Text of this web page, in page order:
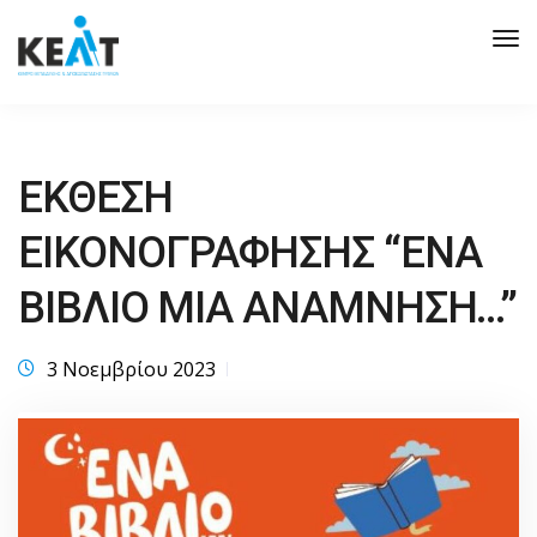
ΕΚΘΕΣΗ
ΕΙΚΟΝΟΓΡΑΦΗΣΗΣ “ΕΝΑ
ΒΙΒΛΙΟ ΜΙΑ ΑΝΑΜΝΗΣΗ…”
3 Νοεμβρίου 2023